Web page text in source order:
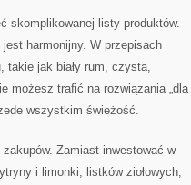
skomplikowanej listy produktów.
harmonijny. W przepisach
takie jak biały rum, czysta,
możesz trafić na rozwiązania „dla
wszystkim świeżość.
Zamiast inwestować w
i limonki, listków ziołowych,